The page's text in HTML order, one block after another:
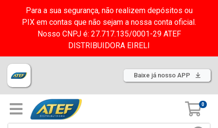
Para a sua segurança, não realizem depósitos ou
PIX em contas que não sejam a nossa conta oficial.
Nosso CNPJ é: 27.717.135/0001-29 ATEF
DISTRIBUIDORA EIRELI
Baixe já nosso APP
0